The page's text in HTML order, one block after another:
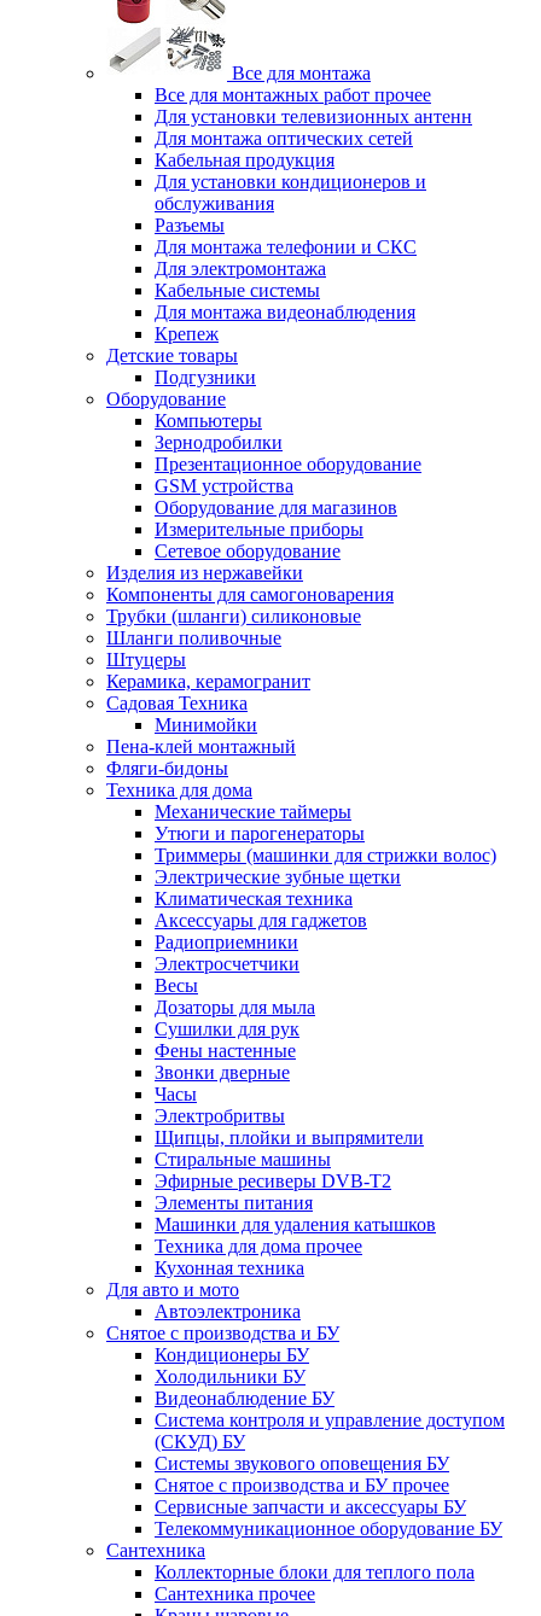
Все для монтажа
Все для монтажных работ прочее
Для установки телевизионных антенн
Для монтажа оптических сетей
Кабельная продукция
Для установки кондиционеров и
обслуживания
Разъемы
Для монтажа телефонии и СКС
Для электромонтажа
Кабельные системы
Для монтажа видеонаблюдения
Крепеж
Детские товары
Подгузники
Оборудование
Компьютеры
Зернодробилки
Презентационное оборудование
GSM устройства
Оборудование для магазинов
Измерительные приборы
Сетевое оборудование
Изделия из нержавейки
Компоненты для самогоноварения
Трубки (шланги) силиконовые
Шланги поливочные
Штуцеры
Керамика, керамогранит
Садовая Техника
Минимойки
Пена-клей монтажный
Фляги-бидоны
Техника для дома
Механические таймеры
Утюги и парогенераторы
Триммеры (машинки для стрижки волос)
Электрические зубные щетки
Климатическая техника
Аксессуары для гаджетов
Радиоприемники
Электросчетчики
Весы
Дозаторы для мыла
Сушилки для рук
Фены настенные
Звонки дверные
Часы
Электробритвы
Щипцы, плойки и выпрямители
Стиральные машины
Эфирные ресиверы DVB-T2
Элементы питания
Машинки для удаления катышков
Техника для дома прочее
Кухонная техника
Для авто и мото
Автоэлектроника
Снятое с производства и БУ
Кондиционеры БУ
Холодильники БУ
Видеонаблюдение БУ
Система контроля и управление доступом
(СКУД) БУ
Системы звукового оповещения БУ
Снятое с производства и БУ прочее
Сервисные запчасти и аксессуары БУ
Телекоммуникационное оборудование БУ
Сантехника
Коллекторные блоки для теплого пола
Сантехника прочее